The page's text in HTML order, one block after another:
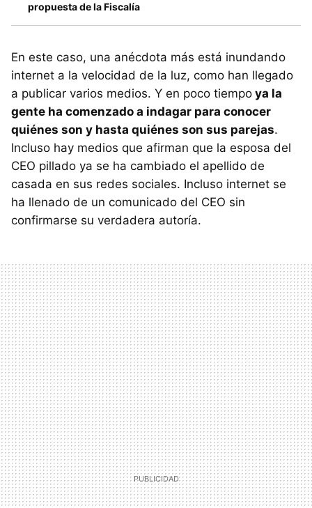
propuesta de la Fiscalía
En este caso, una anécdota más está inundando
internet a la velocidad de la luz, como han llegado
a publicar varios medios. Y en poco tiempo ya la
gente ha comenzado a indagar para conocer
quiénes son y hasta quiénes son sus parejas.
Incluso hay medios que afirman que la esposa del
CEO pillado ya se ha cambiado el apellido de
casada en sus redes sociales. Incluso internet se
ha llenado de un comunicado del CEO sin
confirmarse su verdadera autoría.